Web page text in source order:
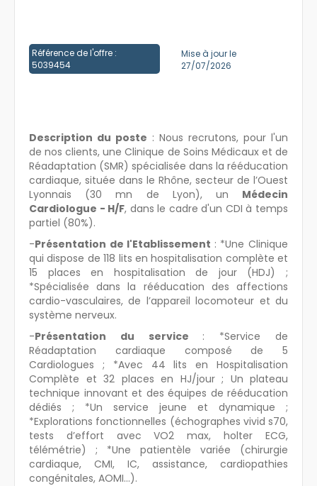
Référence de l'offre :
5039454
Mise à jour le
27/07/2026
Description du poste : Nous recrutons, pour l'un
de nos clients, une Clinique de Soins Médicaux et de
Réadaptation (SMR) spécialisée dans la rééducation
cardiaque, située dans le Rhône, secteur de l’Ouest
Lyonnais (30 mn de Lyon), un Médecin
Cardiologue - H/F, dans le cadre d'un CDI à temps
partiel (80%).
-Présentation de l'Etablissement : *Une Clinique
qui dispose de 118 lits en hospitalisation complète et
15 places en hospitalisation de jour (HDJ) ;
*Spécialisée dans la rééducation des affections
cardio-vasculaires, de l’appareil locomoteur et du
système nerveux.
-Présentation du service : *Service de
Réadaptation cardiaque composé de 5
Cardiologues ; *Avec 44 lits en Hospitalisation
Complète et 32 places en HJ/jour ; Un plateau
technique innovant et des équipes de rééducation
dédiés ; *Un service jeune et dynamique ;
*Explorations fonctionnelles (échographes vivid s70,
tests d’effort avec VO2 max, holter ECG,
télémétrie) ; *Une patientèle variée (chirurgie
cardiaque, CMI, IC, assistance, cardiopathies
congénitales, AOMI...).